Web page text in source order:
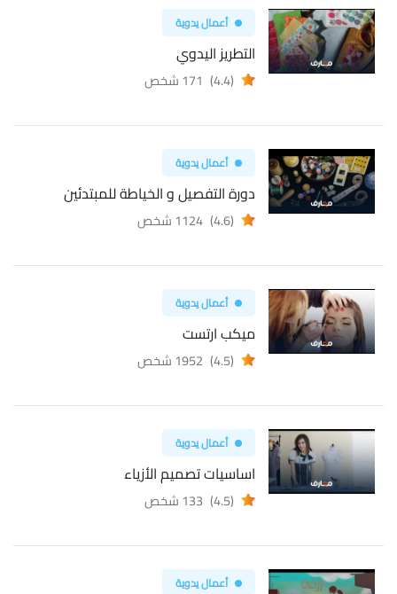
أعمال يدوية
التطريز اليدوي
(4.4) 171 شخص
أعمال يدوية
دورة التفصيل و الخياطة للمبتدئين
(4.6) 1124 شخص
أعمال يدوية
ميكب ارتست
(4.5) 1952 شخص
أعمال يدوية
اساسيات تصميم الأزياء
(4.5) 133 شخص
أعمال يدوية